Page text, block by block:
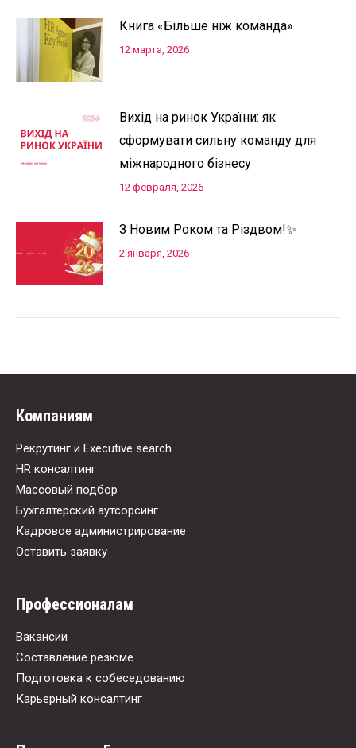
Книга «Більше ніж команда»
12 марта, 2026
Вихід на ринок України: як
сформувати сильну команду для
міжнародного бізнесу
12 февраля, 2026
З Новим Роком та Різдвом!✨
2 января, 2026
Компаниям
Рекрутинг и Executive search
HR консалтинг
Массовый подбор
Бухгалтерский аутсорсинг
Кадровое администрирование
Оставить заявку
Профессионалам
Вакансии
Составление резюме
Подготовка к собеседованию
Карьерный консалтинг